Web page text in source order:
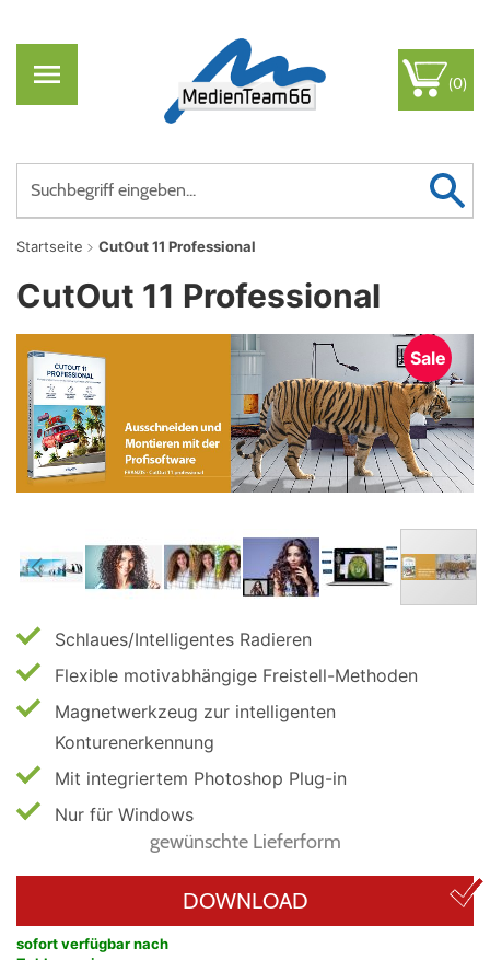
(0)
Startseite CutOut 11 Professional
CutOut 11 Professional
Schlaues/Intelligentes Radieren
Flexible motivabhängige Freistell-Methoden
Magnetwerkzeug zur intelligenten
Konturenerkennung
Mit integriertem Photoshop Plug-in
Nur für Windows
gewünschte Lieferform
DOWNLOAD
sofort verfügbar nach
Sale